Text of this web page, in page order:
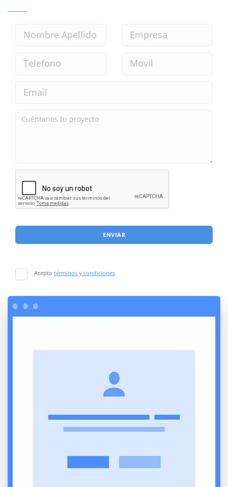
ENVIAR
Acepto términos y condiciones